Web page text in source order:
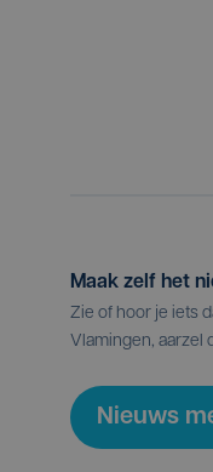
Maak zelf het
Zie of hoor je iets
Vlamingen, aarzel
Nieuws